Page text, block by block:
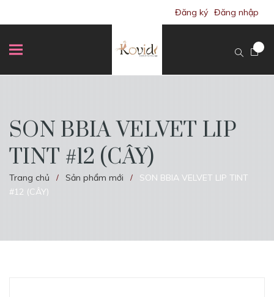
Đăng ký Đăng nhập
SON BBIA VELVET LIP
TINT #12 (CÂY)
Trang chủ / Sản phẩm mới /
SON BBIA VELVET LIP TINT
#12 (CÂY)